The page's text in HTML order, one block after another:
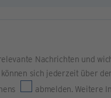
Nachrichten und
sich jederzeit über
abmelden. Weitere